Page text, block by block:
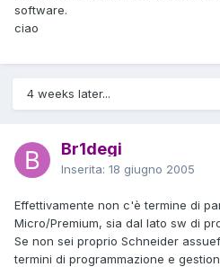
software.
ciao
4 weeks later...
Br1degi
Inserita: 18 giugno 2005
Effettivamente non c'è termine di
Micro/Premium, sia dal lato sw di
Se non sei proprio Schneider
termini di programmazione e